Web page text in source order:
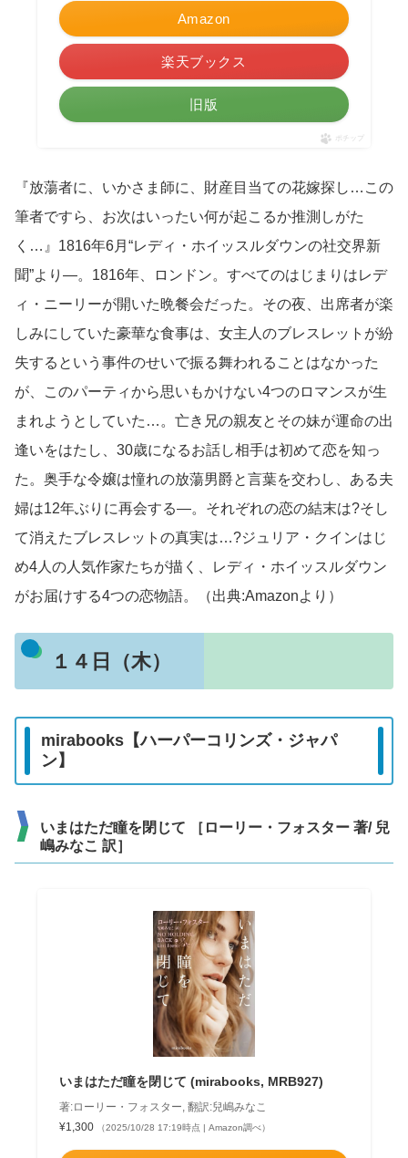
Amazon
楽天ブックス
旧版
ポチップ
『放蕩者に、いかさま師に、財産目当ての花嫁探し…この
筆者ですら、お次はいったい何が起こるか推測しがた
く…』1816年6月“レディ・ホイッスルダウンの社交界新
聞”より―。1816年、ロンドン。すべてのはじまりはレデ
ィ・ニーリーが開いた晩餐会だった。その夜、出席者が楽
しみにしていた豪華な食事は、女主人のブレスレットが紛
失するという事件のせいで振る舞われることはなかった
が、このパーティから思いもかけない4つのロマンスが生
まれようとしていた…。亡き兄の親友とその妹が運命の出
逢いをはたし、30歳になるお話し相手は初めて恋を知っ
た。奥手な令嬢は憧れの放蕩男爵と言葉を交わし、ある夫
婦は12年ぶりに再会する―。それぞれの恋の結末は?そし
て消えたブレスレットの真実は…?ジュリア・クインはじ
め4人の人気作家たちが描く、レディ・ホイッスルダウン
がお届けする4つの恋物語。（出典:Amazonより）
１４日（木）
mirabooks【ハーパーコリンズ・ジャパ
ン】
いまはただ瞳を閉じて ［ローリー・フォスター 著/ 兒
嶋みなこ 訳］
いまはただ瞳を閉じて (mirabooks, MRB927)
著:ローリー・フォスター, 翻訳:兒嶋みなこ
¥1,300
（2025/10/28 17:19時点 | Amazon調べ）